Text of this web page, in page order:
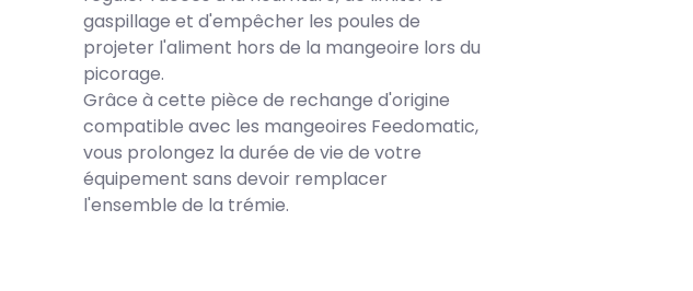
gaspillage et d'empêcher les poules de
projeter l'aliment hors de la mangeoire lors du
picorage.
Grâce à cette pièce de rechange d'origine
compatible avec les mangeoires Feedomatic,
vous prolongez la durée de vie de votre
équipement sans devoir remplacer
l'ensemble de la trémie.